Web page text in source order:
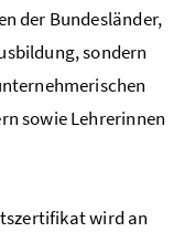
der Bundesländer,
sondern
sowie Lehrerinnen
wird an